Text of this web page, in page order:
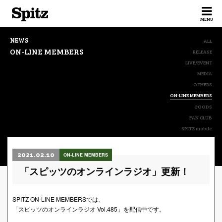
MENU
NEWS
ON-LINE MEMBERS
ALL
RELEASE
LIVE/EVENT
MEDIA
OTHERS
ON-LINE MEMBERS
GOODS
FAN CLUB
SPITZ mobile
2021.02.10 ON-LINE MEMBERS
「スピッツのオンラインラジオ」更新！
SPITZ ON-LINE MEMBERSでは、
「スピッツのオンラインラジオ Vol.485」を配信中です。